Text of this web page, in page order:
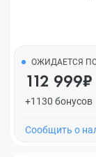
ОЖИДАЕТСЯ
112 999₽
+1130 бонусов
Cообщить о